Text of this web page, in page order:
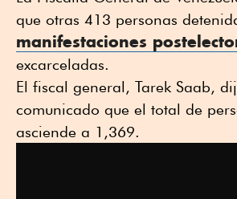
que otras 413 personas
manifestaciones
excarceladas.
El fiscal general, Tarek Saab,
comunicado que el total de
asciende a 1,369.